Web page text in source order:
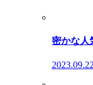
密かな人
2023.09.22